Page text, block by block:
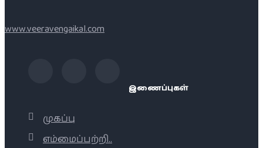
www.veeravengaikal.com
இணைப்புகள்
முகப்பு
எம்மைப்பற்றி..